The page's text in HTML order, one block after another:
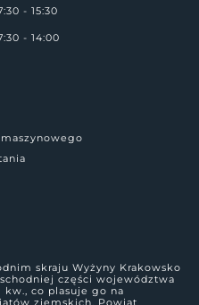
- 15:30
- 14:00
skraju Wyżyny Krakowsko
części województwa
kw., co plasuje go na
ziemskich. Powiat